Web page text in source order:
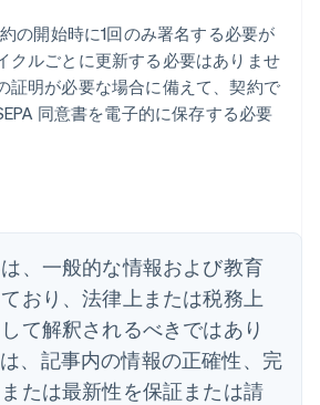
の開始時に1回のみ署名する必要が
クルごとに更新する必要はありませ
証明が必要な場合に備えて、契約で
同意書を電子的に保存する必要
、一般的な情報および教育
おり、法律上または税務上
て解釈されるべきではあり
、記事内の情報の正確性、完
たは最新性を保証または請